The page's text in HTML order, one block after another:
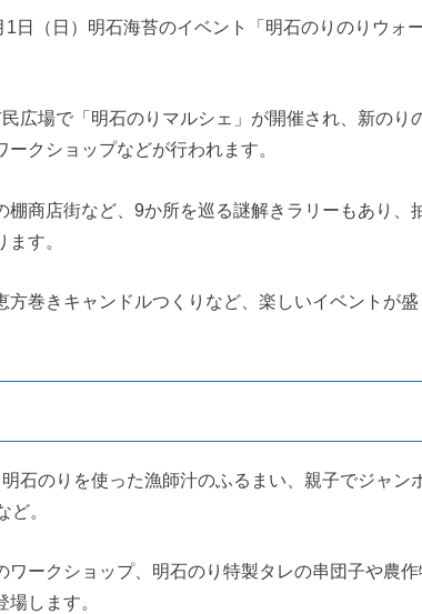
日（日）明石海苔のイベント「明石のりのりウォ
広場で「明石のりマルシェ」が開催され、新のり
クショップなどが行われます。
棚商店街など、9か所を巡る謎解きラリーもあり、
す。
巻きキャンドルつくりなど、楽しいイベントが盛
石のりを使った漁師汁のふるまい、親子でジャン
。
ークショップ、明石のり特製タレの串団子や農作
します。